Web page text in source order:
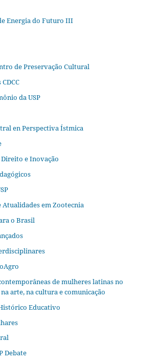
Energia do Futuro III
de Preservação Cultural
da USP
en Perspectiva Ístmica
e Inovação
Atualidades em Zootecnia
o Brasil
de mulheres latinas no
arte, na cultura e comunicação
Educativo
Debate